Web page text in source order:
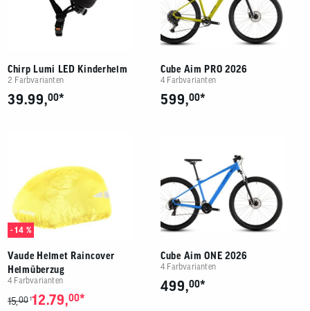
Chirp Lumi LED Kinderhelm
2 Farbvarianten
39.99,00*
Cube Aim PRO 2026
4 Farbvarianten
599,00*
- 14 %
Vaude Helmet Raincover
Helmüberzug
4 Farbvarianten
15,00 112.79,00*
Cube Aim ONE 2026
4 Farbvarianten
499,00*